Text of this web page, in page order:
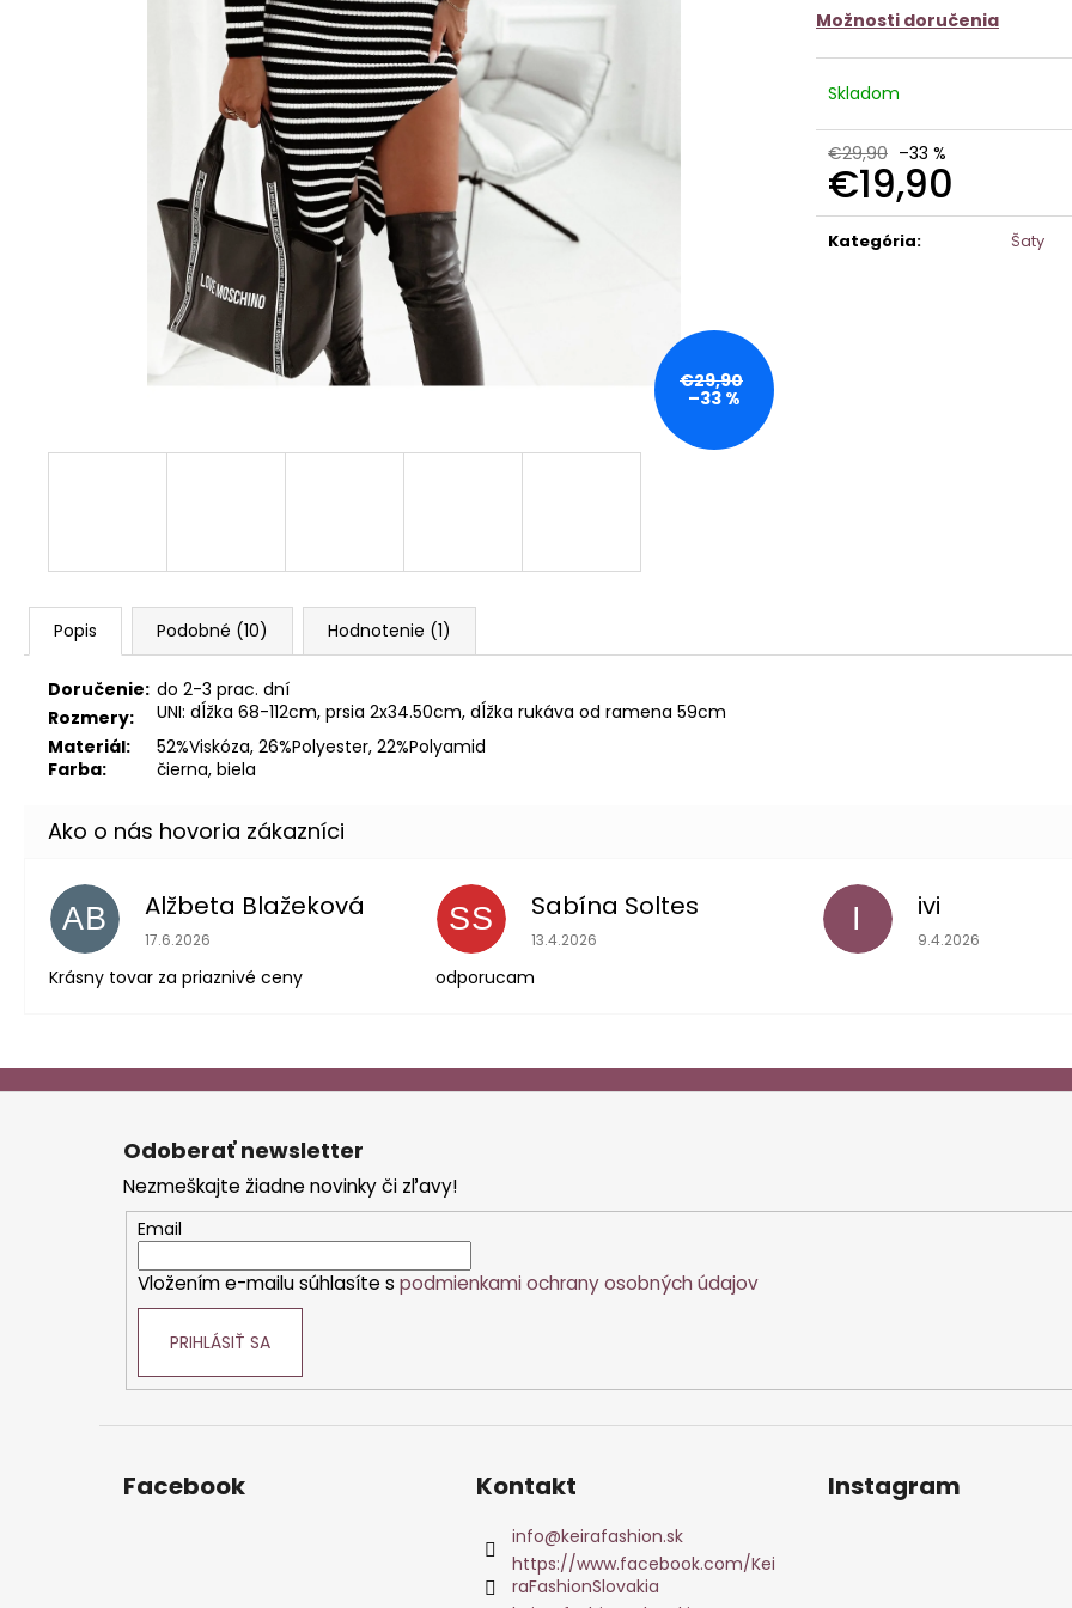
Možnosti doručenia
Skladom
€29,90 –33 %
€19,90
Jednotková
cena:
Kategória: Šaty
€29,90
–33 %
Popis Podobné (10) Hodnotenie (1)
Doručenie: do 2-3 prac. dní
Rozmery:
UNI: dĺžka 68-112cm, prsia 2x34.50cm, dĺžka rukáva od ramena 59cm
Materiál:
52%Viskóza, 26%Polyester, 22%Polyamid
Farba:
čierna, biela
AB Alžbeta Blažeková
Hodnotenie obchodu je 5 z 5 hviezdičiek.
17.6.2026
Krásny tovar za priaznivé ceny
SS Sabína Soltes
Hodnotenie obchodu je 5 z 5 hviezdičiek.
13.4.2026
odporucam
I ivi
Hodnotenie
9.4.2026
Z
Odoberať newsletter
Nezmeškajte žiadne novinky či zľavy!
Email
Vložením e-mailu súhlasíte s podmienkami ochrany osobných údajov
PRIHLÁSIŤ SA
Facebook Kontakt
info@keirafashion.sk
https://www.facebook.com/Kei
raFashionSlovakia
Instagram